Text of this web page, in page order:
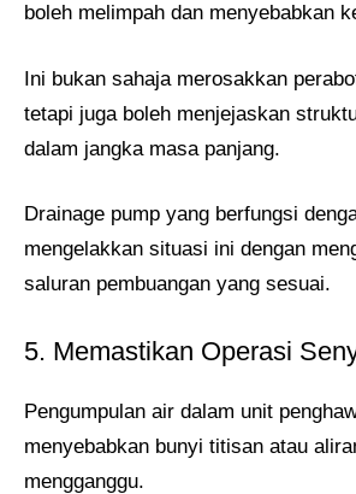
boleh melimpah dan menyebabkan
Ini bukan sahaja merosakkan
tetapi juga boleh menjejaskan
dalam jangka masa panjang.
Drainage pump yang berfungsi
mengelakkan situasi ini dengan
saluran pembuangan yang sesuai.
5. Memastikan Operasi
Pengumpulan air dalam unit
menyebabkan bunyi titisan atau
mengganggu.